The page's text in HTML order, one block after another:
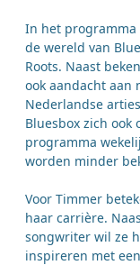
In het programma
de wereld van
Roots. Naast
ook aandacht aan
Nederlandse
Bluesbox zich
programma
worden minder
Voor Timmer
haar carrière.
songwriter wil ze
inspireren met